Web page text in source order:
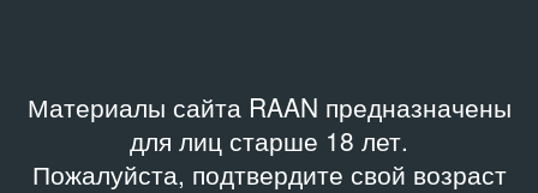
Материалы сайта RAAN предназначены
для лиц старше 18 лет.
Пожалуйста, подтвердите свой возраст